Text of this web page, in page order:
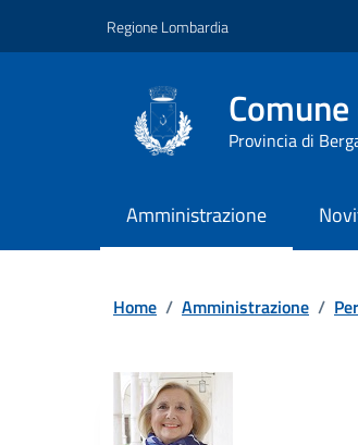
Regione Lombardia
Provincia di
Amministrazione
Home / Amministrazione /